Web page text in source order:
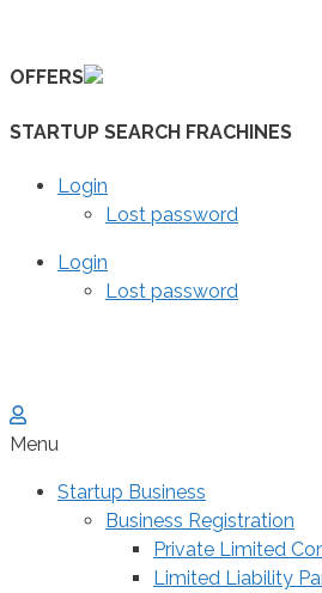
content
OFFERS
STARTUP SEARCH FRACHINES
Login
Lost password
Login
Lost password
Menu
Startup Business
Business Registration
Private Limited
Limited Liability